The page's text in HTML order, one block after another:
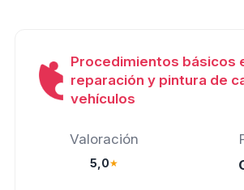
Procedimientos básicos
reparación y pintura de
vehículos
Valoración
5,0★